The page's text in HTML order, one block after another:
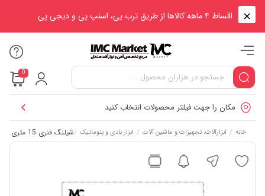
اقساط ۴ ماهه کالاها از طریق ترب پی، اسنپ پی و دیجی پی
0
مکان را جهت فیلتر محصولات انتخاب کنید
خانه / ابزارآلات، تجهیزات و ماشین آلات / ابزار بادی و پنوماتیک /شیلنگ فنری 15 متری کنزاکس مدل KCH-115